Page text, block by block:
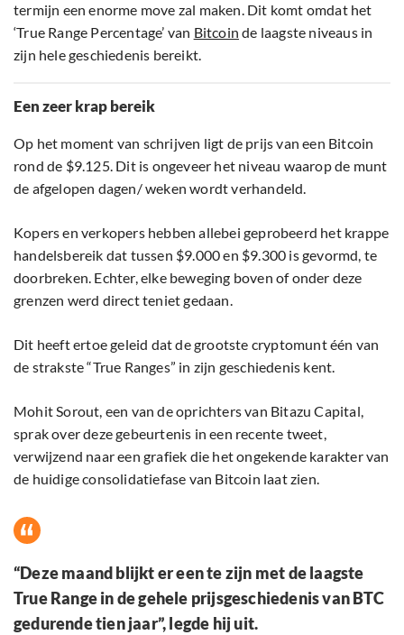
termijn een enorme move zal maken. Dit komt omdat het
‘True Range Percentage’ van Bitcoin de laagste niveaus in
zijn hele geschiedenis bereikt.
Een zeer krap bereik
Op het moment van schrijven ligt de prijs van een Bitcoin
rond de $9.125. Dit is ongeveer het niveau waarop de munt
de afgelopen dagen/ weken wordt verhandeld.
Kopers en verkopers hebben allebei geprobeerd het krappe
handelsbereik dat tussen $9.000 en $9.300 is gevormd, te
doorbreken. Echter, elke beweging boven of onder deze
grenzen werd direct teniet gedaan.
Dit heeft ertoe geleid dat de grootste cryptomunt één van
de strakste “True Ranges” in zijn geschiedenis kent.
Mohit Sorout, een van de oprichters van Bitazu Capital,
sprak over deze gebeurtenis in een recente tweet,
verwijzend naar een grafiek die het ongekende karakter van
de huidige consolidatiefase van Bitcoin laat zien.
“Deze maand blijkt er een te zijn met de laagste
True Range in de gehele prijsgeschiedenis van BTC
gedurende tien jaar”, legde hij uit.